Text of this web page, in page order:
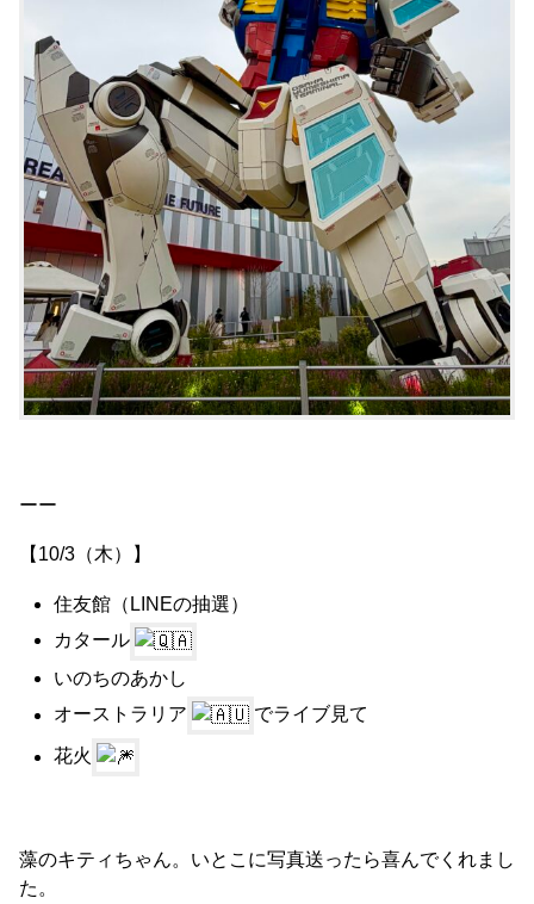
ーー
【10/3（木）】
住友館（LINEの抽選）
カタール
いのちのあかし
オーストラリア
でライブ見て
花火
藻のキティちゃん。いとこに写真送ったら喜んでくれまし
た。